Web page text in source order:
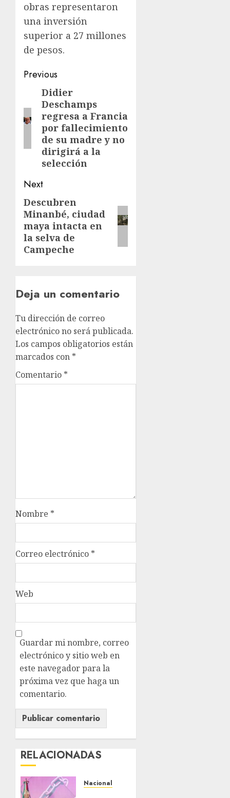
obras representaron
una inversión
superior a 27 millones
de pesos.
Previous
Didier
Deschamps
regresa a Francia
por fallecimiento
de su madre y no
dirigirá a la
selección
Next
Descubren
Minanbé, ciudad
maya intacta en
la selva de
Campeche
Deja un comentario
Tu dirección de correo
electrónico no será publicada.
Los campos obligatorios están
marcados con *
Comentario *
Nombre *
Correo electrónico *
Web
Guardar mi nombre, correo
electrónico y sitio web en
este navegador para la
próxima vez que haga un
comentario.
RELACIONADAS
Nacional